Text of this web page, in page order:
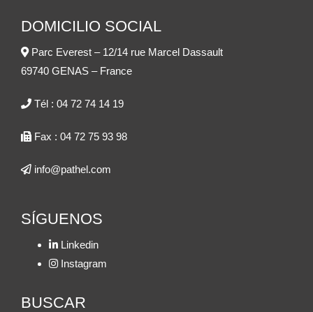
DOMICILIO SOCIAL
Parc Everest – 12/14 rue Marcel Dassault
69740 GENAS – France
Tél : 04 72 74 14 19
Fax : 04 72 75 93 98
info@pathel.com
SÍGUENOS
Linkedin
Instagram
BUSCAR